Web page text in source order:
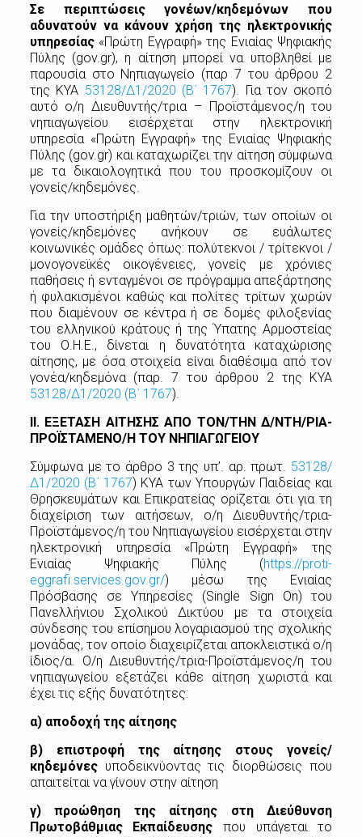
Σε περιπτώσεις γονέων/κηδεμόνων που
αδυνατούν να κάνουν χρήση της ηλεκτρονικής
υπηρεσίας «Πρώτη Εγγραφή» της Ενιαίας Ψηφιακής
Πύλης (gov.gr), η αίτηση μπορεί να υποβληθεί με
παρουσία στο Νηπιαγωγείο (παρ 7 του άρθρου 2
της ΚΥΑ 53128/Δ1/2020 (Β΄ 1767). Για τον σκοπό
αυτό ο/η Διευθυντής/τρια – Προϊστάμενος/η του
νηπιαγωγείου εισέρχεται στην ηλεκτρονική
υπηρεσία «Πρώτη Εγγραφή» της Ενιαίας Ψηφιακής
Πύλης (gov.gr) και καταχωρίζει την αίτηση σύμφωνα
με τα δικαιολογητικά που του προσκομίζουν οι
γονείς/κηδεμόνες.
Για την υποστήριξη μαθητών/τριών, των οποίων οι
γονείς/κηδεμόνες ανήκουν σε ευάλωτες
κοινωνικές ομάδες όπως: πολύτεκνοι / τρίτεκνοι /
μονογονεϊκές οικογένειες, γονείς με χρόνιες
παθήσεις ή ενταγμένοι σε πρόγραμμα απεξάρτησης
ή φυλακισμένοι καθώς και πολίτες τρίτων χωρών
που διαμένουν σε κέντρα ή σε δομές φιλοξενίας
του ελληνικού κράτους ή της Ύπατης Αρμοστείας
του Ο.Η.Ε., δίνεται η δυνατότητα καταχώρισης
αίτησης, με όσα στοιχεία είναι διαθέσιμα από τον
γονέα/κηδεμόνα (παρ. 7 του άρθρου 2 της ΚΥΑ
53128/Δ1/2020 (Β΄ 1767).
ΙΙ. ΕΞΕΤΑΣΗ ΑΙΤΗΣΗΣ ΑΠΟ ΤΟΝ/ΤΗΝ Δ/ΝΤΗ/ΡΙΑ-
ΠΡΟΪΣΤΑΜΕΝΟ/Η ΤΟΥ ΝΗΠΙΑΓΩΓΕΙΟΥ
Σύμφωνα με το άρθρο 3 της υπ’. αρ. πρωτ. 53128/
Δ1/2020 (Β΄ 1767) ΚΥΑ των Υπουργών Παιδείας και
Θρησκευμάτων και Επικρατείας ορίζεται ότι για τη
διαχείριση των αιτήσεων, ο/η Διευθυντής/τρια-
Προϊστάμενος/η του Νηπιαγωγείου εισέρχεται στην
ηλεκτρονική υπηρεσία «Πρώτη Εγγραφή» της
Ενιαίας Ψηφιακής Πύλης (https://proti-
eggrafi.services.gov.gr/) μέσω της Ενιαίας
Πρόσβασης σε Υπηρεσίες (Single Sign On) του
Πανελλήνιου Σχολικού Δικτύου με τα στοιχεία
σύνδεσης του επίσημου λογαριασμού της σχολικής
μονάδας, τον οποίο διαχειρίζεται αποκλειστικά ο/η
ίδιος/α. Ο/η Διευθυντής/τρια-Προϊστάμενος/η του
νηπιαγωγείου εξετάζει κάθε αίτηση χωριστά και
έχει τις εξής δυνατότητες:
α) αποδοχή της αίτησης
β) επιστροφή της αίτησης στους γονείς/
κηδεμόνες υποδεικνύοντας τις διορθώσεις που
απαιτείται να γίνουν στην αίτηση
γ) προώθηση της αίτησης στη Διεύθυνση
Πρωτοβάθμιας Εκπαίδευσης που υπάγεται το